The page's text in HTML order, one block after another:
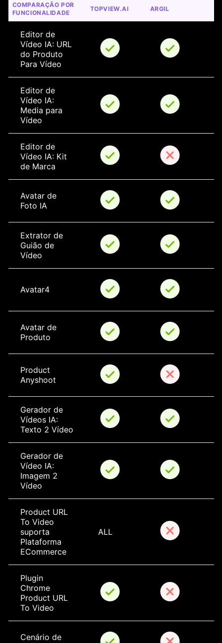
COMPARAÇÃO POR
FUNCIONALIDADE
TOPVIEW.AI ARGIL
Editor de
Vídeo IA: URL
do Produto
Para Vídeo
Editor de
Vídeo IA:
Media para
Vídeo
Editor de
Vídeo IA: Kit
de Marca
Avatar de
Foto IA
Extrator de
Guião de
Vídeo
Avatar4
Avatar de
Produto
Product
Anyshoot
Gerador de
Vídeos IA:
Texto 2 Vídeo
Gerador de
Vídeo IA:
Imagem 2
Vídeo
Product URL
To Video
suporta
Plataforma
ECommerce
ALL
Plugin
Chrome
Product URL
To Video
Cenário de